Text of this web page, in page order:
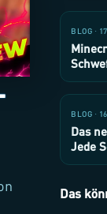
BLOG ·
BLOG ·
Das
Jede
Das